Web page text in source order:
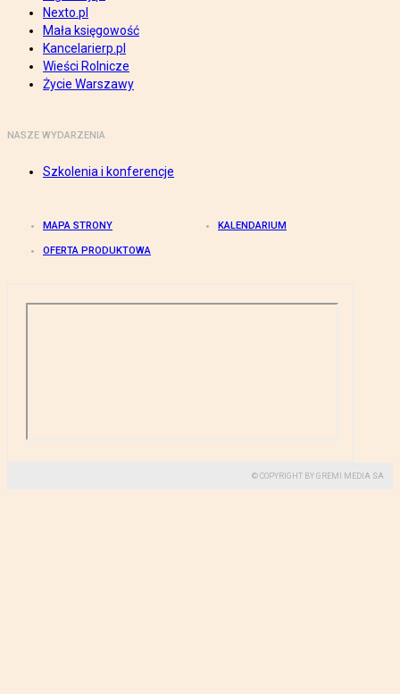
Nexto.pl
Mała księgowość
Kancelarierp.pl
Wieści Rolnicze
Życie Warszawy
NASZE WYDARZENIA
Szkolenia i konferencje
MAPA STRONY KALENDARIUM
OFERTA PRODUKTOWA
© COPYRIGHT BY GREMI MEDIA SA